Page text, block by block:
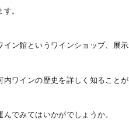
。
ン館というワインショップ、展
ワインの歴史を詳しく知ること
でみてはいかがでしょうか。